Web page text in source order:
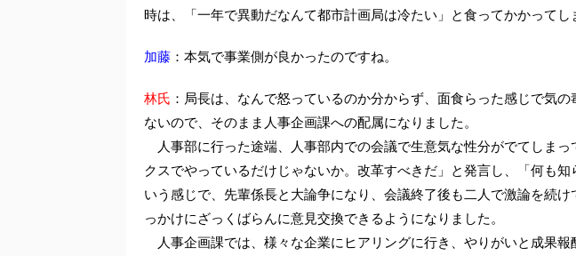
時は、「一年で異動だなんて都市計画局は冷たい」と食ってかかってし
加藤 ：本気で事業側が良かったのですね。
林氏 ：局長は、なんで怒っているのか分からず、面食らった感じで気
ないので、そのまま人事企画課への配属になりました。
人事部に行った途端、人事部内での会議で生意気な性分がでてしまっ
クスでやっているだけじゃないか。改革すべきだ」と発言し、「何も
いう感じで、先輩係長と大論争になり、会議終了後も二人で激論を続
っかけにざっくばらんに意見交換できるようになりました。
人事企画課では、様々な企業にヒアリングに行き、やりがいと成果報